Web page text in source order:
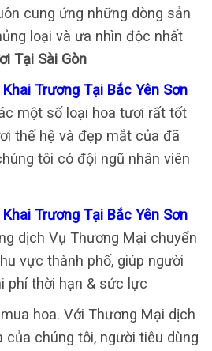
cung ứng những dòng sản
loại và ưa nhìn độc nhất
Tại Sài Gòn
Trương Tại Bắc Yên Sơn
một số loại hoa tươi rất tốt
thế hệ và đẹp mắt của đã
tôi có đội ngũ nhân viên
Trương Tại Bắc Yên Sơn
dịch Vụ Thương Mại chuyển
vực thành phố, giúp người
phí thời hạn & sức lực
hoa. Với Thương Mại dịch
của chúng tôi, người tiêu dùng